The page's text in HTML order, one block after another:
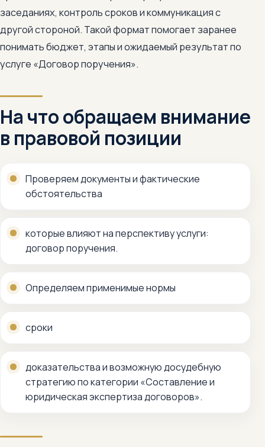
заседаниях, контроль сроков и коммуникация с
другой стороной. Такой формат помогает заранее
понимать бюджет, этапы и ожидаемый результат по
услуге «Договор поручения».
На что обращаем внимание
в правовой позиции
Проверяем документы и фактические
обстоятельства
которые влияют на перспективу услуги:
договор поручения.
Определяем применимые нормы
сроки
доказательства и возможную досудебную
стратегию по категории «Составление и
юридическая экспертиза договоров».